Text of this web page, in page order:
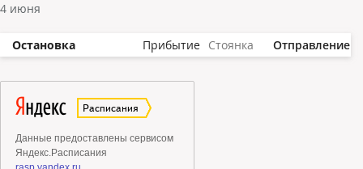
4 июня
Остановка Прибытие Стоянка Отправление